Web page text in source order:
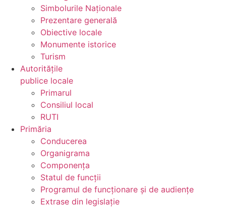
Simbolurile Naționale
Prezentare generală
Obiective locale
Monumente istorice
Turism
Autoritățile
publice locale
Primarul
Consiliul local
RUTI
Primăria
Conducerea
Organigrama
Componența
Statul de funcții
Programul de funcționare și de audiențe
Extrase din legislație